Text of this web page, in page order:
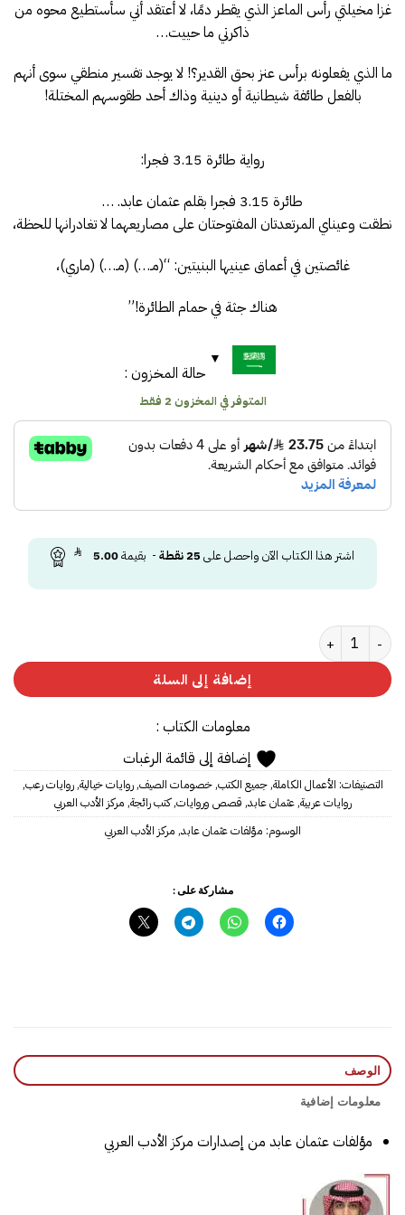
غزا مخيلتي رأس الماعز الذي يقطر دمًا، لا أعتقد أني سأستطيع محوه من
ذاكرتي ما حييت…
ما الذي يفعلونه برأس عنز بحق القدير؟! لا يوجد تفسير منطقي سوى أنهم
بالفعل طائفة شيطانية أو دينية وذاك أحد طقوسهم المختلة!
رواية طائرة 3.15 فجرا:
طائرة 3.15 فجرا بقلم عثمان عابد. …
نطقت وعيناي المرتعدتان المفتوحتان على مصاريعهما لا تغادرانها للحظة،
غائصتين في أعماق عينيها البنيتين: “(مـ…) (مـ…) (ماري)،
هناك جثة في حمام الطائرة!”
حالة المخزون :
المتوفر في المخزون 2 فقط
اشتر هذا الكتاب الآن واحصل على 25نقطة- بقيمة5.00
كمية مؤلفات عثمان عابد
إضافة إلى السلة
معلومات الكتاب :
إضافة إلى قائمة الرغبات
التصنيفات: الأعمال الكاملة,جميع الكتب,خصومات الصيف,روايات خيالية,روايات رعب,
روايات عربية,عثمان عابد, قصص وروايات,كتب رائجة, مركز الأدب العربي
الوسوم: مؤلفات عثمان عابد, مركز الأدب العربي
مشاركة على :
الوصف
معلومات إضافية
مؤلفات عثمان عابد من إصدارات مركز الأدب العربي